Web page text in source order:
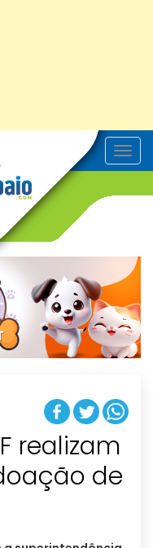
T
o
v
g
t
i
o
n
realizam
de